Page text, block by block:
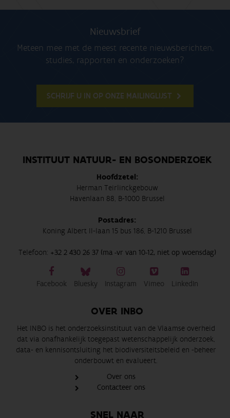
Nieuwsbrief
Meteen mee met de meest recente nieuwsberichten,
studies, rapporten en onderzoeken?
SCHRIJF U IN OP ONZE MAILINGLIJST
INSTITUUT NATUUR- EN BOSONDERZOEK
Hoofdzetel:
Herman Teirlinckgebouw
Havenlaan 88, B-1000 Brussel
Postadres:
Koning Albert II-laan 15 bus 186, B-1210 Brussel
Telefoon: +32 2 430 26 37 (ma -vr van 10-12, niet op woensdag)
Facebook Bluesky Instagram Vimeo LinkedIn
OVER INBO
Het INBO is het onderzoeksinstituut van de Vlaamse overheid
dat via onafhankelijk toegepast wetenschappelijk onderzoek,
data- en kennisontsluiting het biodiversiteitsbeleid en -beheer
onderbouwt en evalueert.
Over ons
Contacteer ons
SNEL NAAR